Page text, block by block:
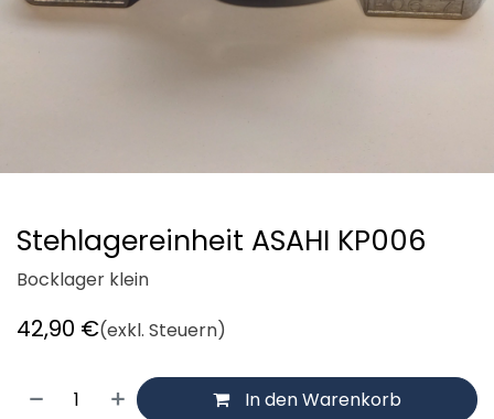
Stehlagereinheit ASAHI KP006
Bocklager klein
42,90 €(exkl. Steuern)
In den Warenkorb